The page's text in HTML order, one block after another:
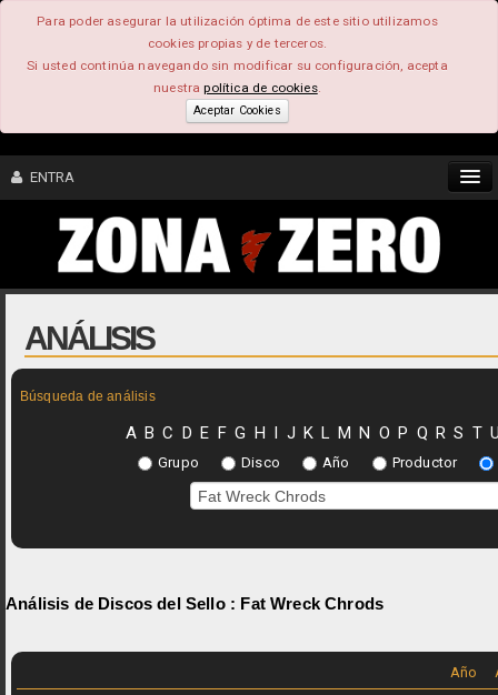
Para poder asegurar la utilización óptima de este sitio utilizamos
cookies propias y de terceros.
Si usted continúa navegando sin modificar su configuración, acepta
nuestrapolítica de cookies.
Aceptar Cookies
ENTRA
CONTENIDO
COMUNIDAD
FEEEDBACK
ANÁLISIS
Búsqueda de análisis
A B C D E F G H I J K L M N O P Q R S T
Grupo Disco Año Productor
Análisis de Discos del Sello : Fat Wreck Chrods
Año